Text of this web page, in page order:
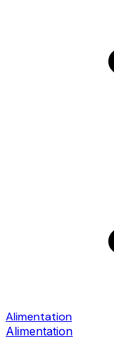
Alimentation
Alimentation